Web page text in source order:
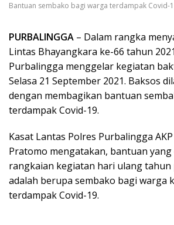
Bantuan sembako bagi warga terdampak Covid-
PURBALINGGA – Dalam rangka
Lintas Bhayangkara ke-66 tahun
Purbalingga menggelar kegiatan
Selasa 21 September 2021. Baksos
dengan membagikan bantuan
terdampak Covid-19.
Kasat Lantas Polres Purbalingga
Pratomo mengatakan, bantuan
rangkaian kegiatan hari ulang tahun
adalah berupa sembako bagi warga
terdampak Covid-19.